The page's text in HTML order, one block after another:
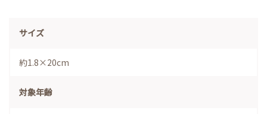
サイズ
約1.8×20cm
対象年齢